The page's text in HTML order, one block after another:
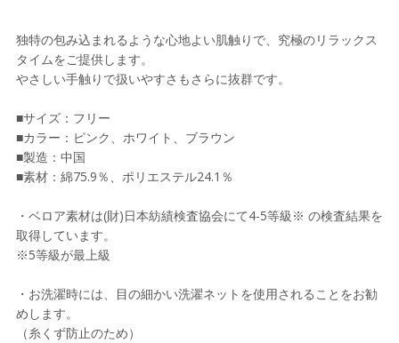
独特の包み込まれるような心地よい肌触りで、究極のリラックス
タイムをご提供します。
やさしい手触りで扱いやすさもさらに抜群です。
■サイズ：フリー
■カラー：ピンク、ホワイト、ブラウン
■製造：中国
■素材：綿75.9％、ポリエステル24.1％
・ベロア素材は(財)日本紡績検査協会にて4-5等級※ の検査結果を
取得しています。
※5等級が最上級
・お洗濯時には、目の細かい洗濯ネットを使用されることをお勧
めします。
（糸くず防止のため）